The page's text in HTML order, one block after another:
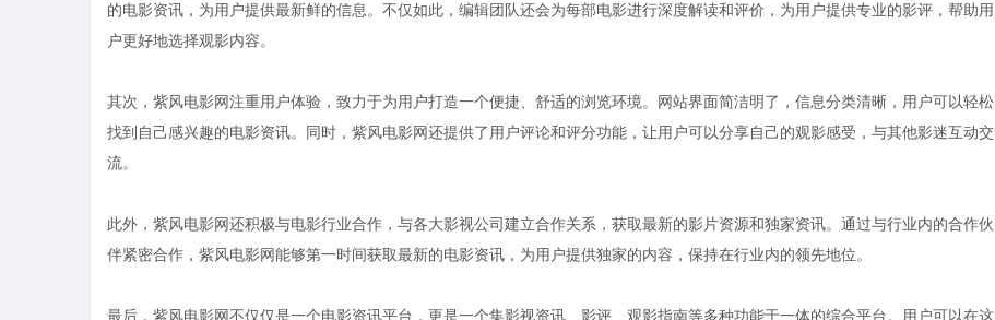
的电影资讯，为用户提供最新鲜的信息。不仅如此，编辑团队还会为每部电影进行深度解读和评价，为用户提供专业的影评，帮助用
户更好地选择观影内容。
其次，紫风电影网注重用户体验，致力于为用户打造一个便捷、舒适的浏览环境。网站界面简洁明了，信息分类清晰，用户可以轻松
找到自己感兴趣的电影资讯。同时，紫风电影网还提供了用户评论和评分功能，让用户可以分享自己的观影感受，与其他影迷互动交
流。
此外，紫风电影网还积极与电影行业合作，与各大影视公司建立合作关系，获取最新的影片资源和独家资讯。通过与行业内的合作伙
伴紧密合作，紫风电影网能够第一时间获取最新的电影资讯，为用户提供独家的内容，保持在行业内的领先地位。
最后，紫风电影网不仅仅是一个电影资讯平台，更是一个集影视资讯、影评、观影指南等多种功能于一体的综合平台。用户可以在这